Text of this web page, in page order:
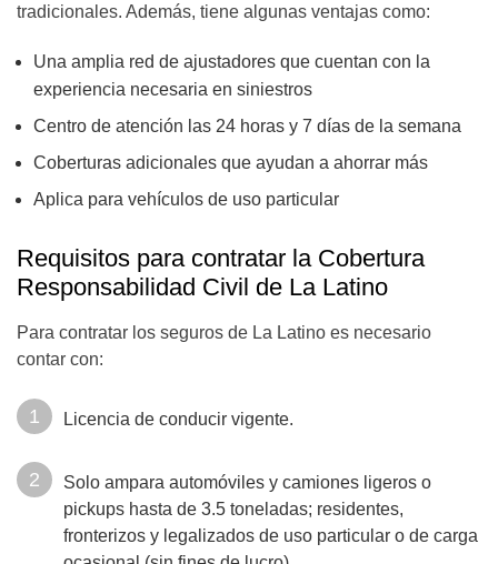
tradicionales. Además, tiene algunas ventajas como:
Una amplia red de ajustadores que cuentan con la
experiencia necesaria en siniestros
Centro de atención las 24 horas y 7 días de la semana
Coberturas adicionales que ayudan a ahorrar más
Aplica para vehículos de uso particular
Requisitos para contratar la Cobertura
Responsabilidad Civil de La Latino
Para contratar los seguros de La Latino es necesario
contar con:
Licencia de conducir vigente.
Solo ampara automóviles y camiones ligeros o
pickups hasta de 3.5 toneladas; residentes,
fronterizos y legalizados de uso particular o de carga